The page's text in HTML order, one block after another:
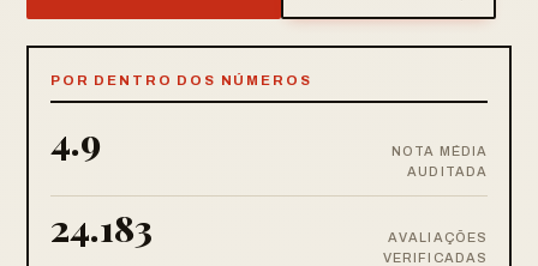
POR DENTRO DOS NÚMEROS
4.9
NOTA MÉDIA
AUDITADA
24.183
AVALIAÇÕES
VERIFICADAS